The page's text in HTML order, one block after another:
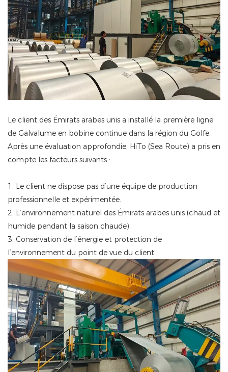
Le client des Émirats arabes unis a installé la première ligne
de Galvalume en bobine continue dans la région du Golfe.
Après une évaluation approfondie, HiTo (Sea Route) a pris en
compte les facteurs suivants :
1. Le client ne dispose pas d’une équipe de production
professionnelle et expérimentée.
2. L’environnement naturel des Émirats arabes unis (chaud et
humide pendant la saison chaude).
3. Conservation de l’énergie et protection de
l’environnement du point de vue du client.